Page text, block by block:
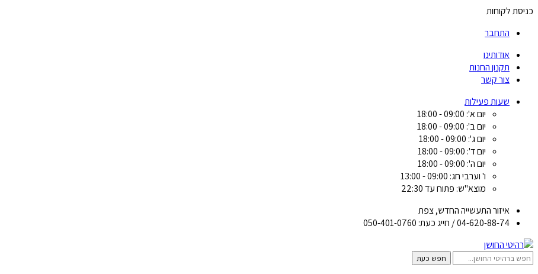
כניסת לקוחות
התחבר
אודותינו
תקנון החנות
צור קשר
שעות פעילות
יום א': 09:00 - 18:00
יום ב': 09:00 - 18:00
יום ג': 09:00 - 18:00
יום ד': 09:00 - 18:00
יום ה': 09:00 - 18:00
ו' וערבי חג: 09:00 - 13:00
מוצא"ש: פתוח עד 22:30
איזור התעשייה החדש, צפת
04-620-88-74 / חייג כעת: 050-401-0760
חפש כעת